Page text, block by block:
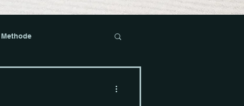
Methode